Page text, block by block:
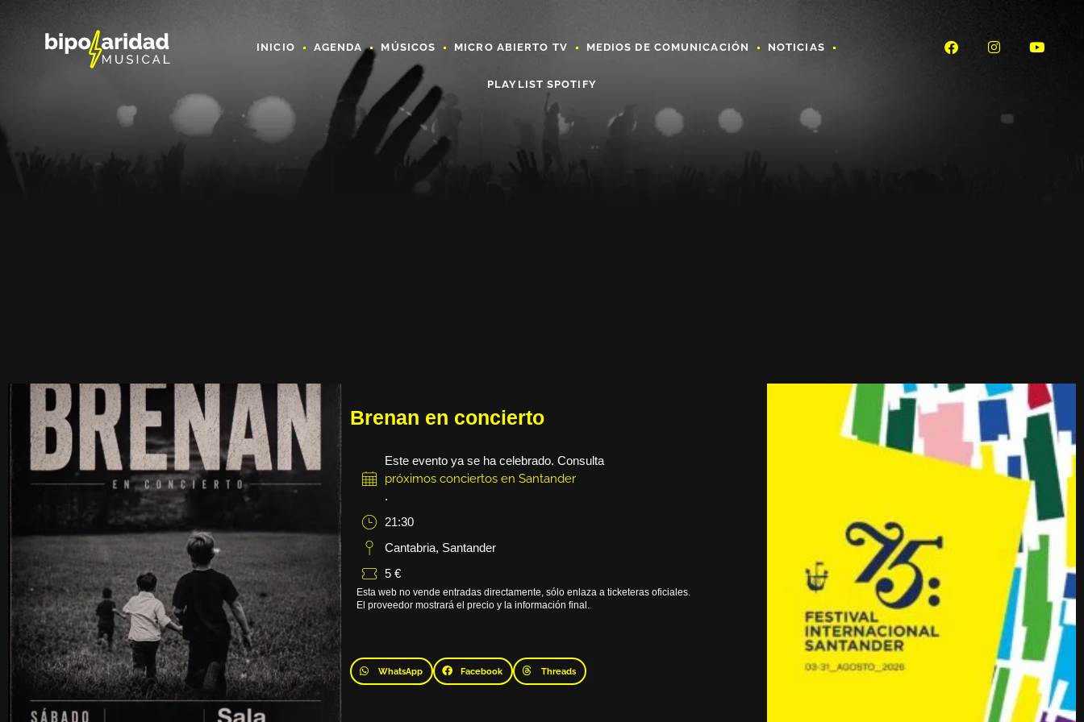
INICIO AGENDA MÚSICOS MICRO ABIERTO TV MEDIOS DE COMUNICACIÓN NOTICIAS
PLAYLIST SPOTIFY
Brenan en concierto
Este evento ya se ha celebrado. Consulta
próximos conciertos en Santander
.
21:30
Cantabria, Santander
5 €
Esta web no vende entradas directamente, sólo enlaza a ticketeras oficiales.
El proveedor mostrará el precio y la información final.
WhatsApp Facebook Threads